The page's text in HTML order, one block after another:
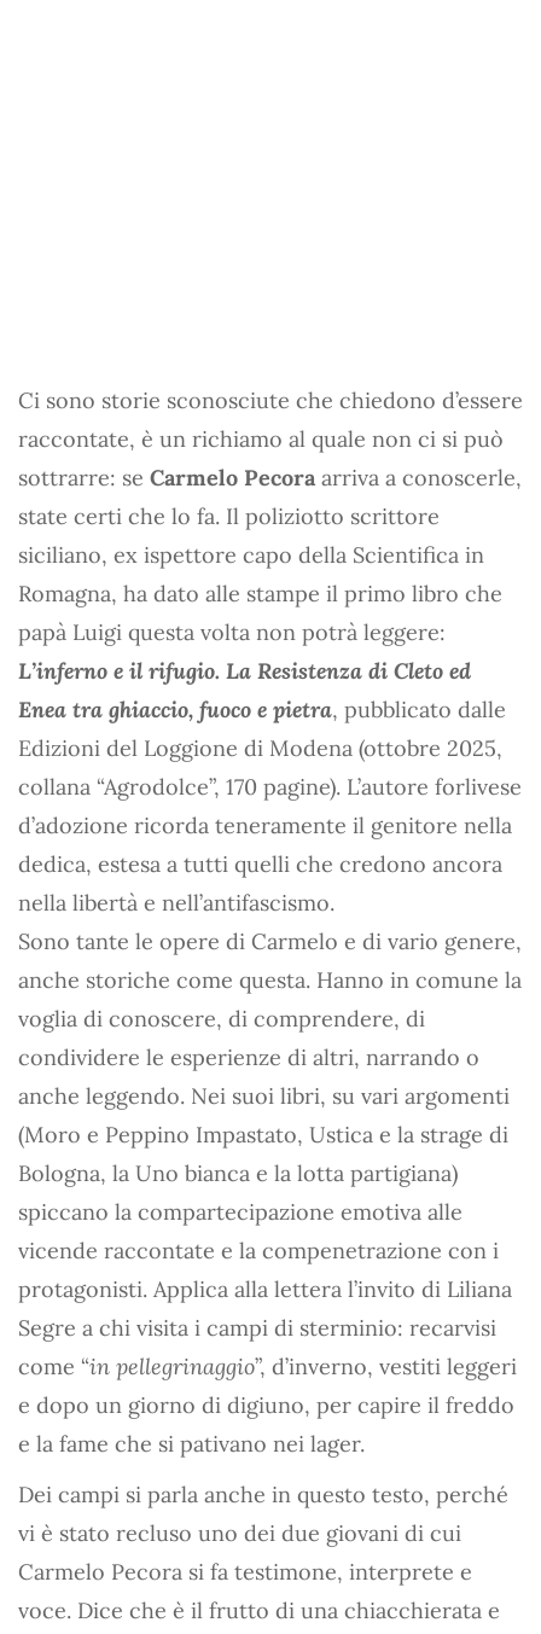
Ci sono storie sconosciute che chiedono d’essere
raccontate, è un richiamo al quale non ci si può
sottrarre: se Carmelo Pecora arriva a conoscerle,
state certi che lo fa. Il poliziotto scrittore
siciliano, ex ispettore capo della Scientifica in
Romagna, ha dato alle stampe il primo libro che
papà Luigi questa volta non potrà leggere:
L’inferno e il rifugio. La Resistenza di Cleto ed
Enea tra ghiaccio, fuoco e pietra, pubblicato dalle
Edizioni del Loggione di Modena (ottobre 2025,
collana “Agrodolce”, 170 pagine). L’autore forlivese
d’adozione ricorda teneramente il genitore nella
dedica, estesa a tutti quelli che credono ancora
nella libertà e nell’antifascismo.
Sono tante le opere di Carmelo e di vario genere,
anche storiche come questa. Hanno in comune la
voglia di conoscere, di comprendere, di
condividere le esperienze di altri, narrando o
anche leggendo. Nei suoi libri, su vari argomenti
(Moro e Peppino Impastato, Ustica e la strage di
Bologna, la Uno bianca e la lotta partigiana)
spiccano la compartecipazione emotiva alle
vicende raccontate e la compenetrazione con i
protagonisti. Applica alla lettera l’invito di Liliana
Segre a chi visita i campi di sterminio: recarvisi
come “in pellegrinaggio”, d’inverno, vestiti leggeri
e dopo un giorno di digiuno, per capire il freddo
e la fame che si pativano nei lager.
Dei campi si parla anche in questo testo, perché
vi è stato recluso uno dei due giovani di cui
Carmelo Pecora si fa testimone, interprete e
voce. Dice che è il frutto di una chiacchierata e